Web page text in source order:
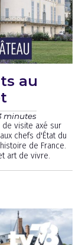
au
minutes
visite axé sur
chefs d'État du
de France.
art de vivre.